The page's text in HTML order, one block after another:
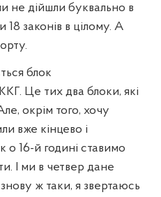
не дійшли буквально в
18 законів в цілому. А
блок
Це тих два блоки, які
окрім того, хочу
вже кінцево і
о 16-й годині ставимо
І ми в четвер дане
ж таки, я звертаюсь